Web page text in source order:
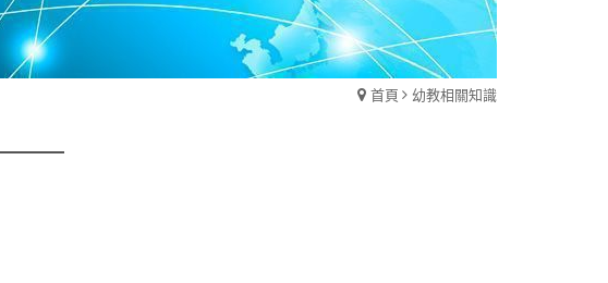
首頁 幼教相關知識